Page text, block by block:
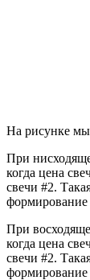
На рисунке
При
когда цена
свечи #2.
формирование
При
когда цена
свечи #2.
формирование